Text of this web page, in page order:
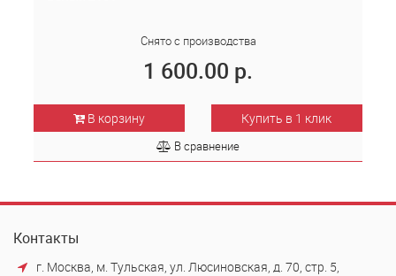
Снято с производства
1 600.00 р.
В корзину Купить в 1 клик
В сравнение
Контакты
г. Москва, м. Тульская, ул. Люсиновская, д. 70, стр. 5,